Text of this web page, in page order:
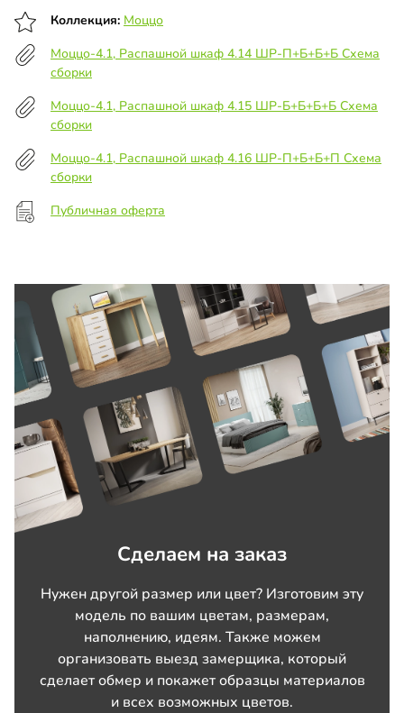
Коллекция: Моццо
Моццо-4.1, Распашной шкаф 4.14 ШР-П+Б+Б+Б Схема
сборки
Моццо-4.1, Распашной шкаф 4.15 ШР-Б+Б+Б+Б Схема
сборки
Моццо-4.1, Распашной шкаф 4.16 ШР-П+Б+Б+П Схема
сборки
Публичная оферта
Сделаем на заказ
Нужен другой размер или цвет? Изготовим эту
модель по вашим цветам, размерам,
наполнению, идеям. Также можем
организовать выезд замерщика, который
сделает обмер и покажет образцы материалов
и всех возможных цветов.